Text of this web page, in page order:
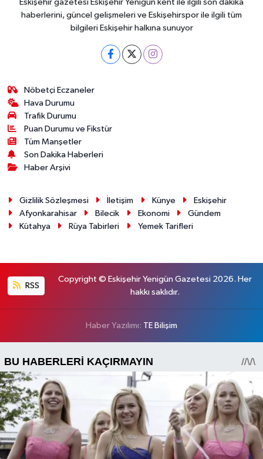
Eskişehir gazetesi Eskişehir Yenigün kent ile ilgili son dakika
haberlerini, güncel gelişmeleri ve Eskişehirspor ile ilgili tüm
bilgileri Eskişehir halkına sunuyor
Nöbetçi Eczaneler
Hava Durumu
Trafik Durumu
Puan Durumu ve Fikstür
Tüm Manşetler
Son Dakika Haberleri
Haber Arşivi
Gizlilik Sözleşmesi İletişim Künye
Eskişehir
Afyonkarahisar
Bilecik Ekonomi
Gündem
Kütahya
Rüya Tabirleri Yemek Tarifleri
RSS
Copyright © Eskişehir Yenigün Gazetesi 2026. Her
hakkı saklıdır.
Haber Yazılımı: TE Bilişim